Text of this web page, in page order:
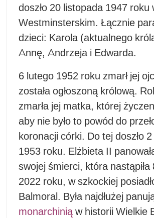
doszło 20 listopada 1947 roku
Westminsterskim. Łącznie
dzieci: Karola (aktualnego
Annę, Andrzeja i Edwarda.
6 lutego 1952 roku zmarł jej
została ogłoszoną królową.
zmarła jej matka, której
aby nie było to powód do
koronacji córki. Do tej doszło
1953 roku. Elżbieta II
swojej śmierci, która nastąpiła
2022 roku, w szkockiej
Balmoral. Była najdłużej
monarchinią w historii Wielkie